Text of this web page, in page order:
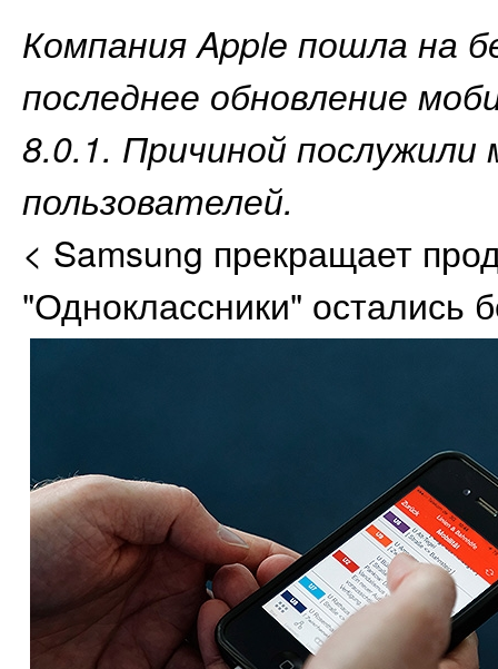
Компания Apple пошла на
последнее обновление
8.0.1. Причиной
пользователей.
< Samsung прекращает
"Одноклассники" остались